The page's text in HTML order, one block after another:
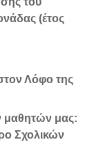
(έτος
Λόφο της
μαθητών μας:
Σχολικών